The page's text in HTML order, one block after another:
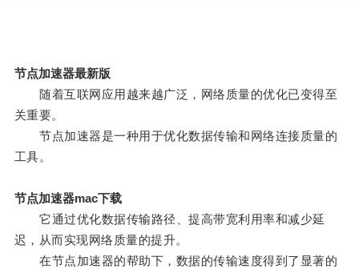
节点加速器最新版
随着互联网应用越来越广泛，网络质量的优化已变得至
关重要。
节点加速器是一种用于优化数据传输和网络连接质量的
工具。
节点加速器mac下载
它通过优化数据传输路径、提高带宽利用率和减少延
迟，从而实现网络质量的提升。
在节点加速器的帮助下，数据的传输速度得到了显著的